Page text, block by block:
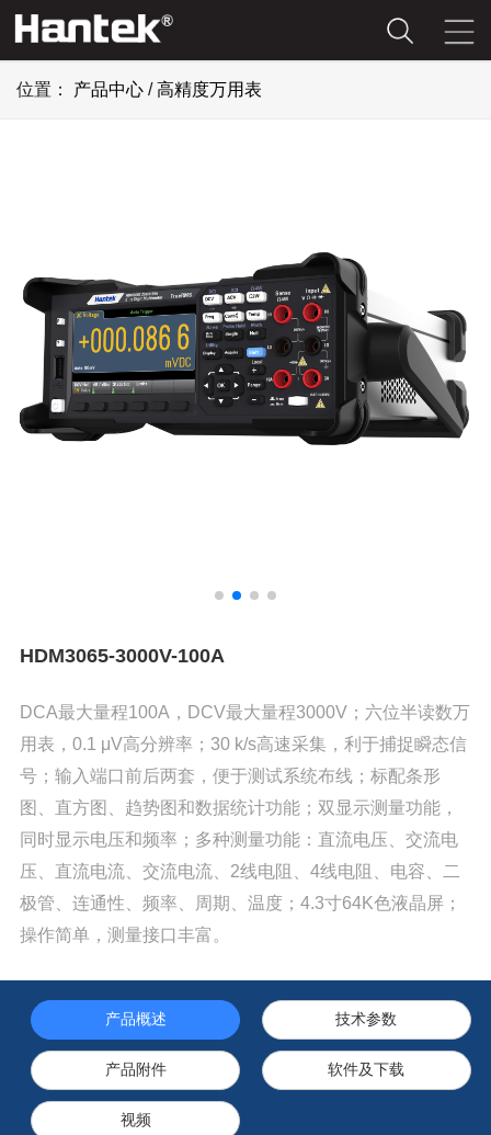
位置： 产品中心 /高精度万用表
HDM3065-3000V-100A
DCA最大量程100A，DCV最大量程3000V；六位半读数万
用表，0.1 μV高分辨率；30 k/s高速采集，利于捕捉瞬态信
号；输入端口前后两套，便于测试系统布线；标配条形
图、直方图、趋势图和数据统计功能；双显示测量功能，
同时显示电压和频率；多种测量功能：直流电压、交流电
压、直流电流、交流电流、2线电阻、4线电阻、电容、二
极管、连通性、频率、周期、温度；4.3寸64K色液晶屏；
操作简单，测量接口丰富。
产品概述 技术参数
产品附件 软件及下载
视频